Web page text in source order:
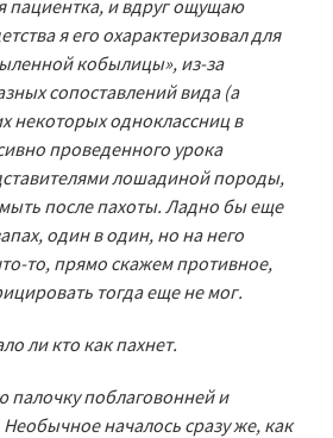
пациентка, и вдруг ощущаю
я его охарактеризовал для
кобылицы», из-за
сопоставлений вида (а
некоторых одноклассниц в
проведенного урока
лошадиной породы,
после пахоты. Ладно бы еще
один в один, но на него
то, прямо скажем противное,
тогда еще не мог.
ли кто как пахнет.
палочку поблаговонней и
Необычное началось сразу же, как